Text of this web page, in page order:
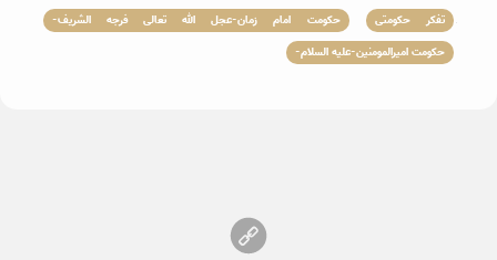
تفکر حکومتی
حکومت امام زمان-عجل الله تعالی فرجه الشریف-
حکومت امیرالمومنین-علیه السلام-